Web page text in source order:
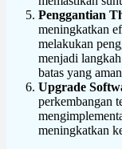
Penggantian
meningkatkan
melakukan
menjadi
batas yang
Upgrade
perkembangan
meningkatkan